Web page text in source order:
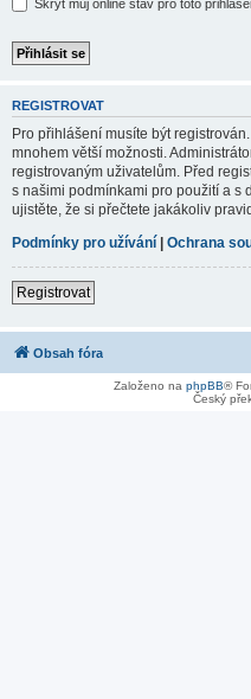
Skrýt můj online stav pro toto
REGISTROVAT
Pro přihlášení musíte být
mnohem větší možnosti.
registrovaným uživatelům. Před
s našimi podmínkami pro použití a s
ujistěte, že si přečtete jakákoliv
Podmínky pro užívání | Ochrana
Registrovat
Obsah fóra
Založeno na phpBB®
Český